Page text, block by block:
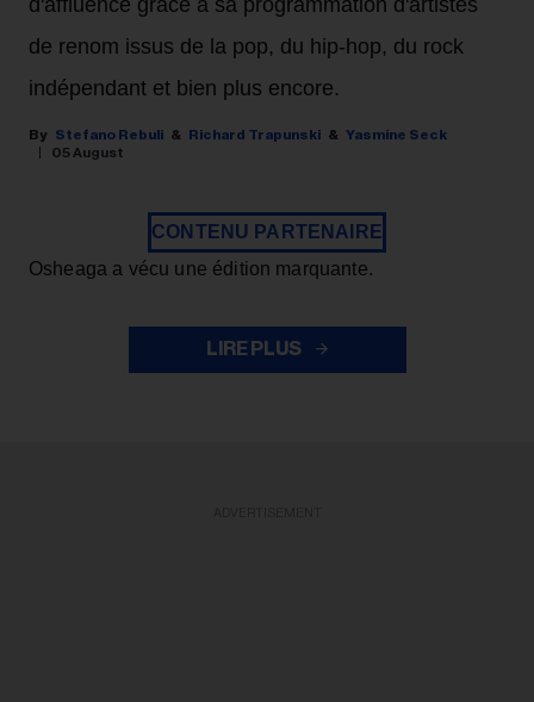
d'affluence grâce à sa programmation d'artistes
de renom issus de la pop, du hip-hop, du rock
indépendant et bien plus encore.
Stefano Rebuli Richard Trapunski
Yasmine Seck
05 August
CONTENU PARTENAIRE
Osheaga a vécu une édition marquante.
LIRE PLUS